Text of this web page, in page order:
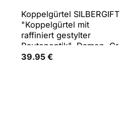
Koppelgürtel SILBERGIFT
"Koppelgürtel mit
raffiniert gestylter
Rautenoptik", Damen, Gr.
105, blau (marine),
39.95 €